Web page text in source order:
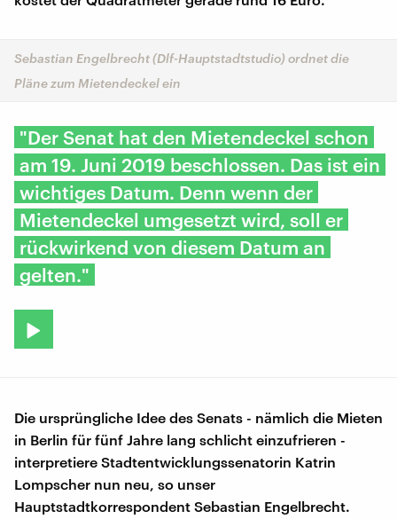
Sebastian Engelbrecht (Dlf-Hauptstadtstudio) ordnet die
Pläne zum Mietendeckel ein
"Der Senat hat den Mietendeckel schon
am 19. Juni 2019 beschlossen. Das ist ein
wichtiges Datum. Denn wenn der
Mietendeckel umgesetzt wird, soll er
rückwirkend von diesem Datum an
gelten."
Die ursprüngliche Idee des Senats - nämlich die Mieten
in Berlin für fünf Jahre lang schlicht einzufrieren -
interpretiere Stadtentwicklungssenatorin Katrin
Lompscher nun neu, so unser
Hauptstadtkorrespondent Sebastian Engelbrecht.